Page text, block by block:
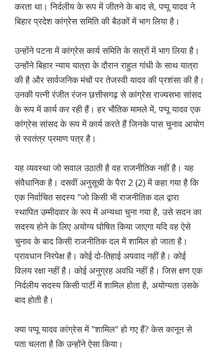
करता था। निर्दलीय के रूप में जीतने के बाद से, पप्पू यादव ने
बिहार प्रदेश कांग्रेस समिति की बैठकों में भाग लिया है।
उन्होंने पटना में कांग्रेस कार्य समिति के सत्रों में भाग लिया है।
उन्होंने बिहार न्याय यात्रा के दौरान राहुल गांधी के साथ यात्रा
की है और सार्वजनिक मंचों पर तेजस्वी यादव की प्रशंसा की है।
उनकी पत्नी रंजीत रंजन छत्तीसगढ़ से कांग्रेस राज्यसभा सांसद
के रूप में कार्य कर रही हैं। हर भौतिक मामले में, पप्पू यादव एक
कांग्रेस सांसद के रूप में कार्य करते हैं जिनके पास चुनाव आयोग
से स्वतंत्र प्रमाण पत्र है।
यह व्यवस्था जो सवाल उठाती है वह राजनीतिक नहीं है। यह
संवैधानिक है। दसवीं अनुसूची के पैरा 2 (2) में कहा गया है कि
एक निर्वाचित सदस्य "जो किसी भी राजनीतिक दल द्वारा
स्थापित उम्मीदवार के रूप में अन्यथा चुना गया है, उसे सदन का
सदस्य होने के लिए अयोग्य घोषित किया जाएगा यदि वह ऐसे
चुनाव के बाद किसी राजनीतिक दल में शामिल हो जाता है।
प्रावधान निरपेक्ष है। कोई दो-तिहाई अपवाद नहीं है। कोई
विलय रक्षा नहीं है। कोई अनुग्रह अवधि नहीं है। जिस क्षण एक
निर्दलीय सदस्य किसी पार्टी में शामिल होता है, अयोग्यता उसके
बाद होती है।
क्या पप्पू यादव कांग्रेस में "शामिल" हो गए हैं? केस कानून से
पता चलता है कि उन्होंने ऐसा किया।